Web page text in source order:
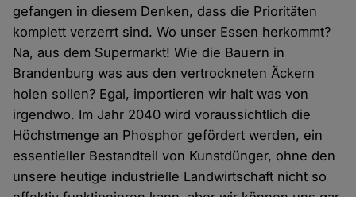
gefangen in diesem Denken, dass die Prioritäten
komplett verzerrt sind. Wo unser Essen herkommt?
Na, aus dem Supermarkt! Wie die Bauern in
Brandenburg was aus den vertrockneten Äckern
holen sollen? Egal, importieren wir halt was von
irgendwo. Im Jahr 2040 wird voraussichtlich die
Höchstmenge an Phosphor gefördert werden, ein
essentieller Bestandteil von Kunstdünger, ohne den
unsere heutige industrielle Landwirtschaft nicht so